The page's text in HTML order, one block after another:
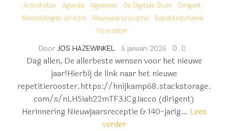
Activiteiten Agenda Algemeen De Digitale Stem
Dirigent
Mededelingen directie
Nieuwjaarsreceptie
Repetitieschema
Voorzitter
Door JOS HAZEWINKEL 6 januari 2026 0
Dag allen, De allerbeste wensen voor het nieuwe
jaar!Hierbij de link naar het nieuwe
repetitierooster.https://hnijkamp68.stackstorage.
com/s/nLH5iah22mTF3JCgJacco (dirigent)
Herinnering Nieuwjaarsreceptie & 140-jarig… Lees
verder